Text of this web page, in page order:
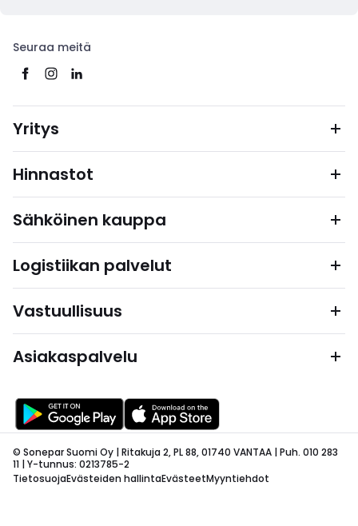
Seuraa meitä
Yritys
Hinnastot
Sähköinen kauppa
Logistiikan palvelut
Vastuullisuus
Asiakaspalvelu
© Sonepar Suomi Oy | Ritakuja 2, PL 88, 01740 VANTAA | Puh. 010 283
11 | Y-tunnus: 0213785-2
TietosuojaEvästeiden hallintaEvästeetMyyntiehdot